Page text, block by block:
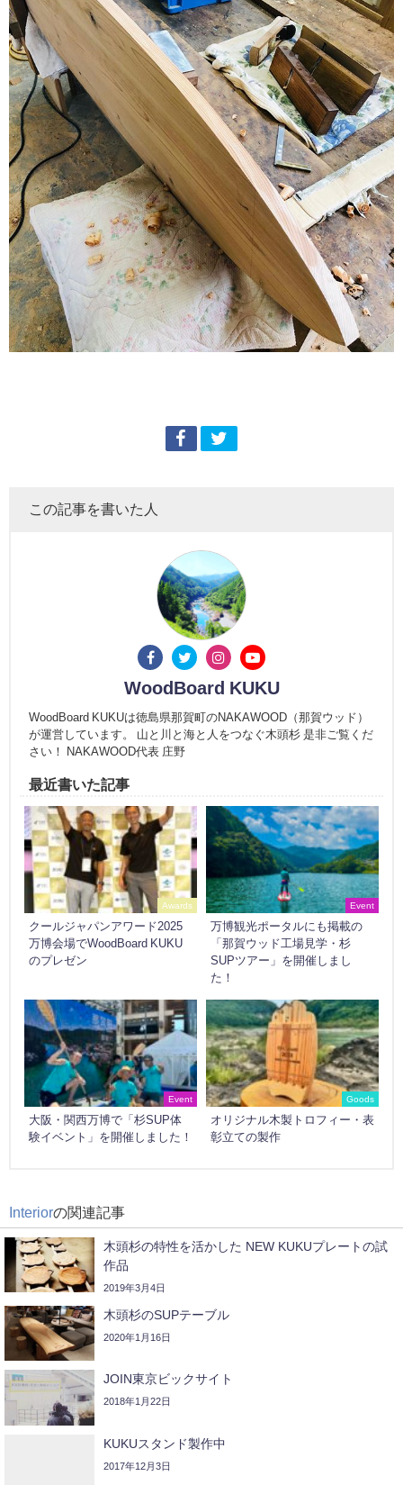
この記事を書いた人
WoodBoard KUKU
WoodBoard KUKUは徳島県那賀町のNAKAWOOD（那賀ウッド）
が運営しています。 山と川と海と人をつなぐ木頭杉 是非ご覧くだ
さい！ NAKAWOOD代表 庄野
最近書いた記事
Awards
クールジャパンアワード2025
万博会場でWoodBoard KUKU
のプレゼン
Event
万博観光ポータルにも掲載の
「那賀ウッド工場見学・杉
SUPツアー」を開催しまし
た！
Event
大阪・関西万博で「杉SUP体
験イベント」を開催しました！
Goods
オリジナル木製トロフィー・表
彰立ての製作
Interiorの関連記事
木頭杉の特性を活かした NEW KUKUプレートの試
作品
2019年3月4日
木頭杉のSUPテーブル
2020年1月16日
JOIN東京ビックサイト
2018年1月22日
KUKUスタンド製作中
2017年12月3日